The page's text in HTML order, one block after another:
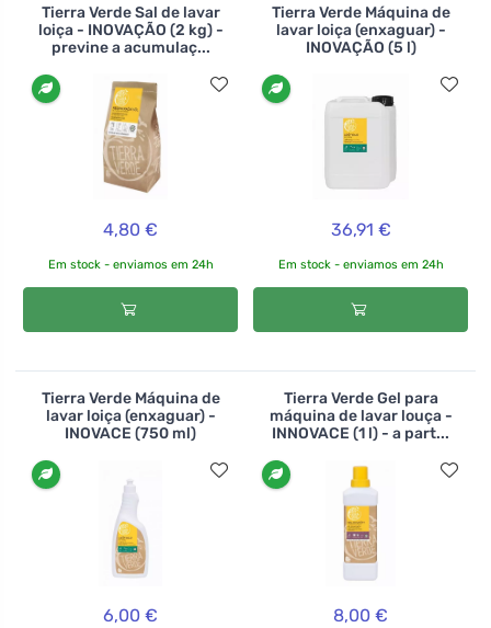
Tierra Verde Sal de lavar
loiça - INOVAÇÃO (2 kg) -
previne a acumulaç...
4,80 €
Em stock - enviamos em 24h
Tierra Verde Máquina de
lavar loiça (enxaguar) -
INOVAÇÃO (5 l)
36,91 €
Em stock - enviamos em 24h
Tierra Verde Máquina de
lavar loiça (enxaguar) -
INOVACE (750 ml)
6,00 €
Tierra Verde Gel para
máquina de lavar louça -
INNOVACE (1 l) - a part...
8,00 €